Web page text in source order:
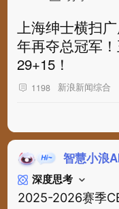
上海绅士横扫
年再夺总冠军
29+15！
1198 新浪新闻综合
智慧小浪
深度思考
2025-2026赛季